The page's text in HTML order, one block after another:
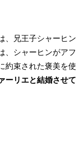
、兄王子シャーヒン
、シャーヒンがアフ
約束された褒美を使
ーリエと結婚させて